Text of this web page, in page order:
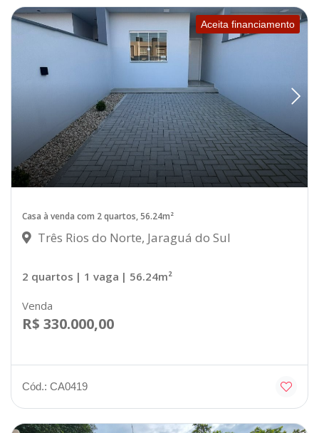
Aceita financiamento
Casa à venda com 2 quartos, 56.24m²
Três Rios do Norte, Jaraguá do Sul
2 quartos | 1 vaga | 56.24m²
Venda
R$ 330.000,00
Cód.: CA0419